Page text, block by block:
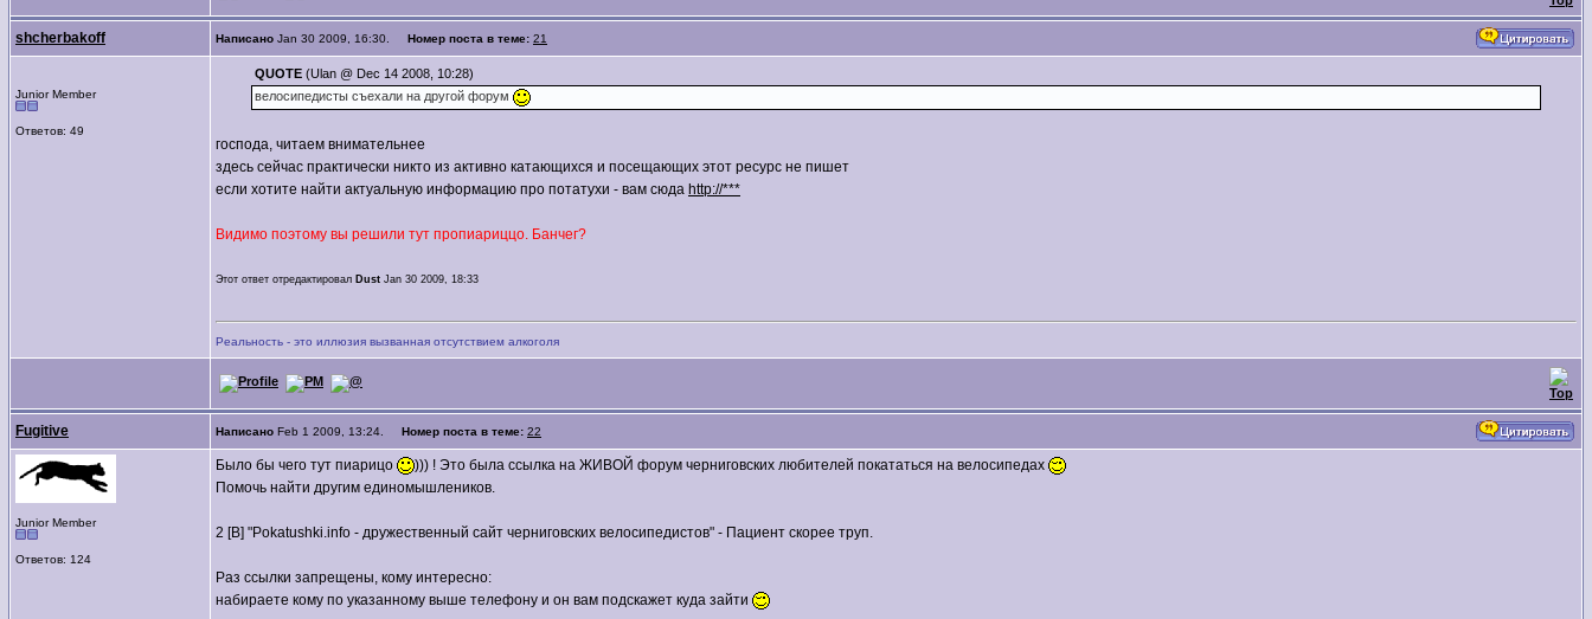
shcherbakoff Написано Jan 30 2009, 16:30. Номер поста в теме: 21
Junior Member
Ответов: 49
QUOTE (Ulan @ Dec 14 2008, 10:28)
велосипедисты съехали на другой форум
господа, читаем внимательнее
здесь сейчас практически никто из активно катающихся и посещающих этот ресурс не пишет
если хотите найти актуальную информацию про потатухи - вам сюда http://***
Видимо поэтому вы решили тут пропиариццо. Банчег?
Этот ответ отредактировал Dust Jan 30 2009, 18:33
Реальность - это иллюзия вызванная отсутствием алкоголя
Fugitive Написано Feb 1 2009, 13:24. Номер поста в теме: 22
Junior Member
Ответов: 124
Было бы чего тут пиарицо
))) ! Это была ссылка на ЖИВОЙ форум черниговских любителей покататься на велосипедах
Помочь найти другим единомышлеников.
2 [B] "Pokatushki.info - дружественный сайт черниговских велосипедистов" - Пациент скорее труп.
Раз ссылки запрещены, кому интересно:
набираете кому по указанному выше телефону и он вам подскажет куда зайти